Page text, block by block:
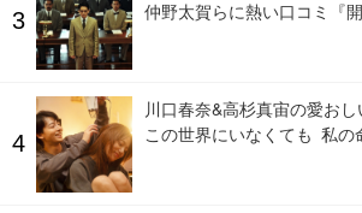
仲野太賀らに熱い口コミ『開
川口春奈&高杉真宙の愛お
この世界にいなくても 私の